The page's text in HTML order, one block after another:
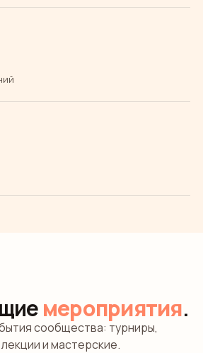
мероприятия.
сообщества: турниры,
и мастерские.